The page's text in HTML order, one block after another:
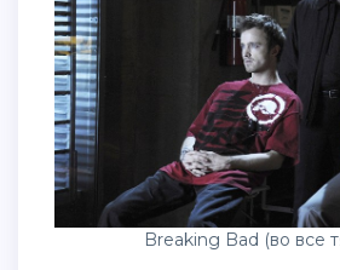
Breaking Bad (во все